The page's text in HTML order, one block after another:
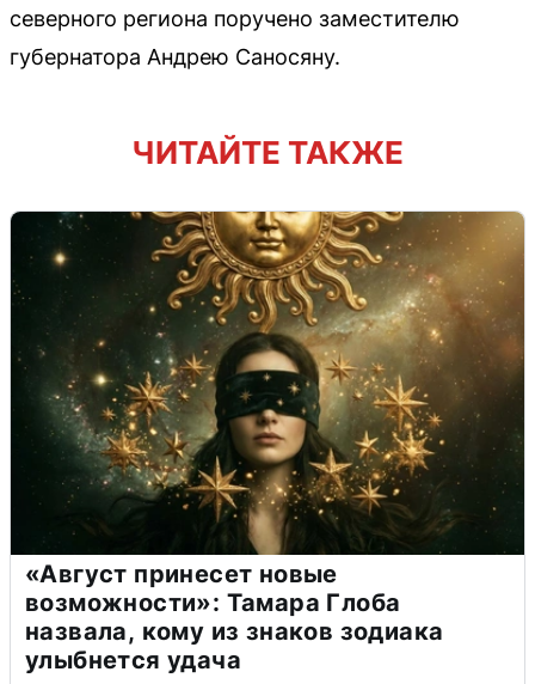
северного региона поручено заместителю
губернатора Андрею Саносяну.
ЧИТАЙТЕ ТАКЖЕ
«Август принесет новые
возможности»: Тамара Глоба
назвала, кому из знаков зодиака
улыбнется удача